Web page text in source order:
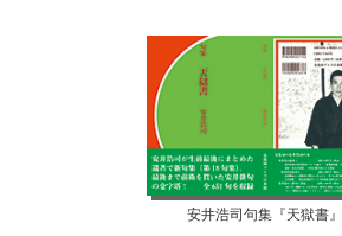
安井浩司句集『天獄書』